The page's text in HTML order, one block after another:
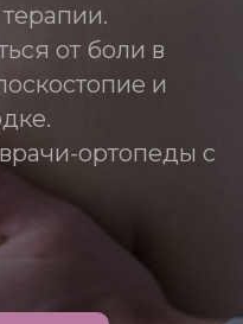
от боли в
и
ортопеды с